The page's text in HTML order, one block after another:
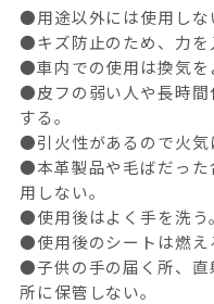
●用途以外には使用しな
●キズ防止のため、力を
●車内での使用は換気を
●皮フの弱い人や長時間
する。
●引火性があるので火気
●本革製品や毛ばだった
用しない。
●使用後はよく手を洗う。
●使用後のシートは燃え
●子供の手の届く所、直
所に保管しない。